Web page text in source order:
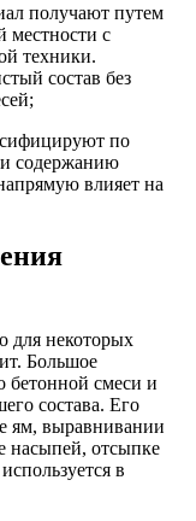
получают путем
местности с
техники.
состав без
по
и содержанию
влияет на
для некоторых
Большое
бетонной смеси и
состава. Его
ям, выравнивании
насыпей, отсыпке
в